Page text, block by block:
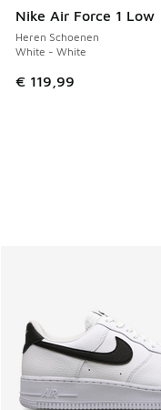
Nike Air Force 1 Low
Heren Schoenen
White - White
€ 119,99